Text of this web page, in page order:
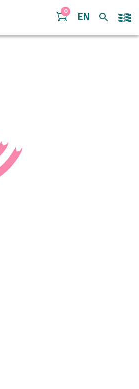
0
EN